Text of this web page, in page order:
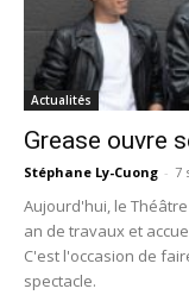
Actualités
Grease ouvre
Stéphane Ly-Cuong - 7
Aujourd'hui, le
an de travaux et
C'est l'occasion de
spectacle.